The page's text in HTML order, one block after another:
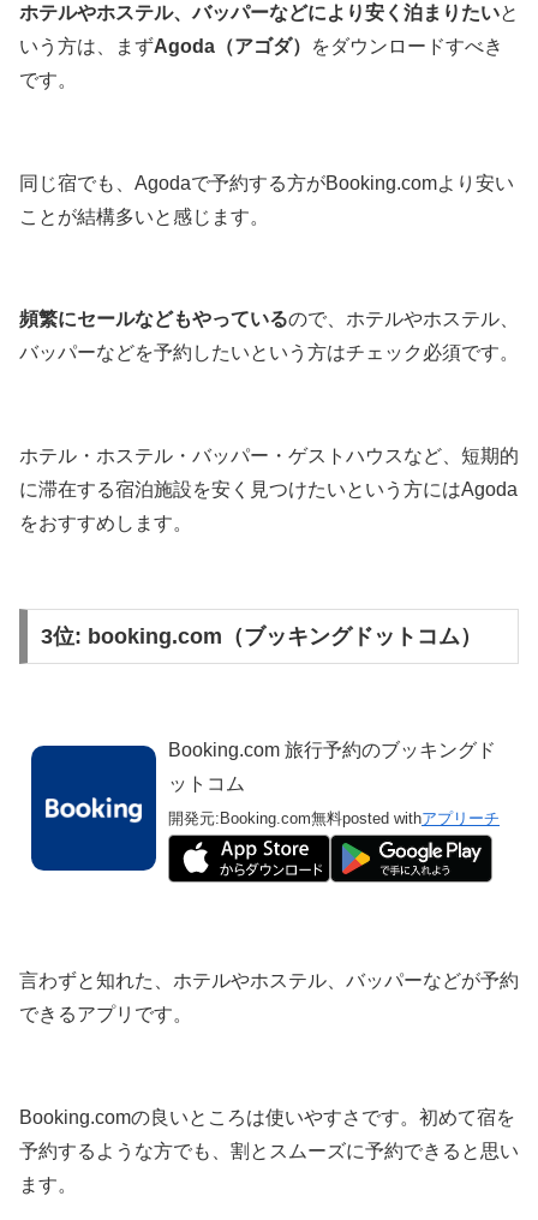
ホテルやホステル、バッパーなどにより安く泊まりたいと
いう方は、まずAgoda（アゴダ）
をダウンロードすべき
です。
同じ宿でも、Agodaで予約する方がBooking.comより安い
ことが結構多いと感じます。
頻繁にセールなどもやっているので、ホテルやホステル、
バッパーなどを予約したいという方はチェック必須です。
ホテル・ホステル・バッパー・ゲストハウスなど、短期的
に滞在する宿泊施設を安く見つけたいという方にはAgoda
をおすすめします。
3位: booking.com（ブッキングドットコム）
Booking.com 旅行予約のブッキングド
ットコム
開発元: Booking.com無料posted withアプリーチ
言わずと知れた、ホテルやホステル、バッパーなどが予約
できるアプリです。
Booking.comの良いところは使いやすさです。初めて宿を
予約するような方でも、割とスムーズに予約できると思い
ます。